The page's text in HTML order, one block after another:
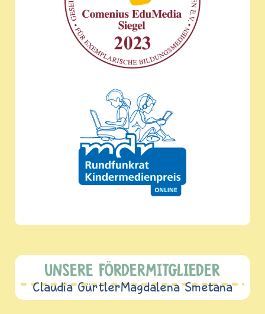
UNSERE FÖRDERMITGLIEDER
Claudia GürtlerMagdalena Smetana